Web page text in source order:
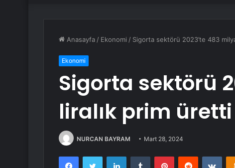
Anasayfa / Ekonomi / Sigorta sektörü 2023’te 483
Ekonomi
Sigorta sektörü
liralık prim üretti
NURCAN BAYRAM Mart 28, 2024
FacebookTwitter LinkedInTumblr PinterestReddit